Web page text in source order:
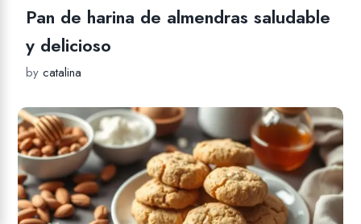
Pan de harina de almendras saludable
y delicioso
bycatalina